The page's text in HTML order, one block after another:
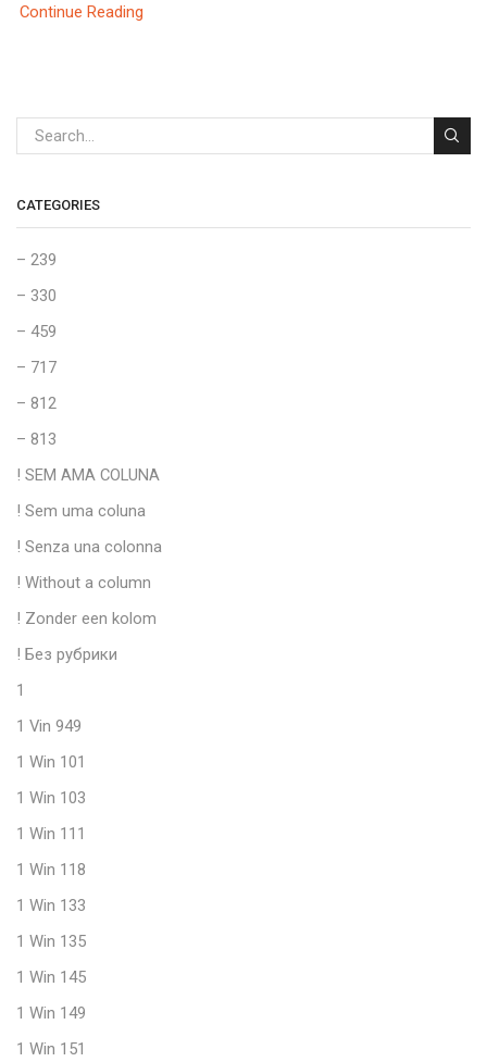
Continue Reading
CATEGORIES
– 239
– 330
– 459
– 717
– 812
– 813
! SEM AMA COLUNA
! Sem uma coluna
! Senza una colonna
! Without a column
! Zonder een kolom
! Без рубрики
1
1 Vin 949
1 Win 101
1 Win 103
1 Win 111
1 Win 118
1 Win 133
1 Win 135
1 Win 145
1 Win 149
1 Win 151